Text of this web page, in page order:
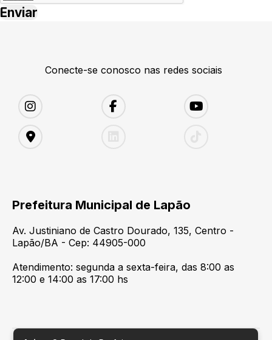
Conecte-se conosco nas redes sociais
Prefeitura Municipal de Lapão
Av. Justiniano de Castro Dourado, 135, Centro -
Lapão/BA - Cep: 44905-000
Atendimento: segunda a sexta-feira, das 8:00 as
12:00 e 14:00 as 17:00 hs